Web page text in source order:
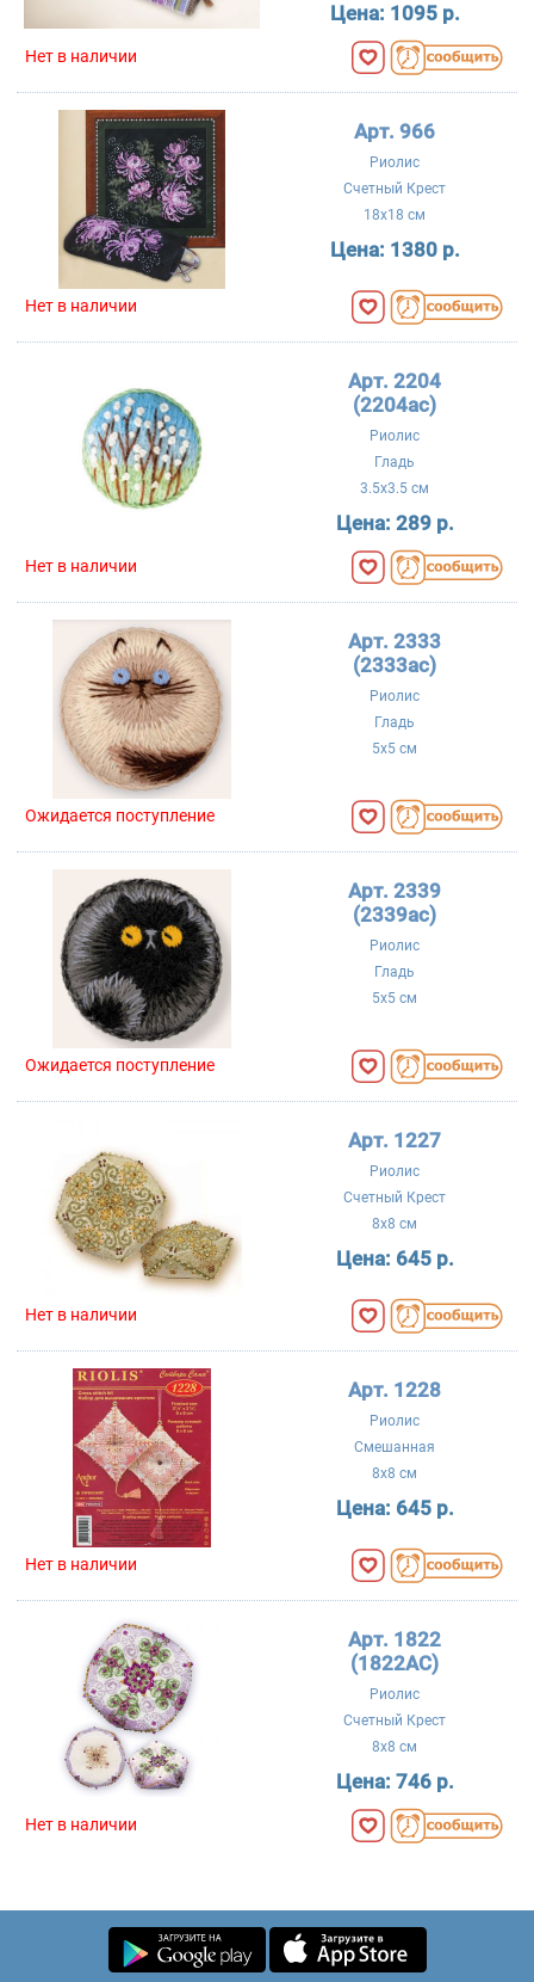
Цена: 1095 р.
Нет в наличии
Арт. 966
Риолис
Счетный Крест
18x18 см
Цена: 1380 р.
Нет в наличии
Арт. 2204
(2204ac)
Риолис
Гладь
3.5x3.5 см
Цена: 289 р.
Нет в наличии
Арт. 2333
(2333ac)
Риолис
Гладь
5x5 см
Ожидается поступление
Арт. 2339
(2339ac)
Риолис
Гладь
5x5 см
Ожидается поступление
Арт. 1227
Риолис
Счетный Крест
8x8 см
Цена: 645 р.
Нет в наличии
Арт. 1228
Риолис
Смешанная
8x8 см
Цена: 645 р.
Нет в наличии
Арт. 1822
(1822AC)
Риолис
Счетный Крест
8x8 см
Цена: 746 р.
Нет в наличии